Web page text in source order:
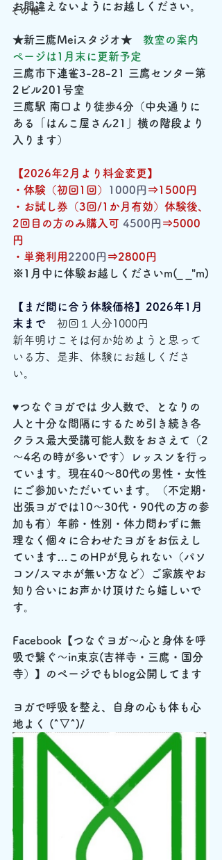
その他
お間違えないようにお越しください。
★新三鷹Meiスタジオ★ 教室の案内
ページは1月末に更新予定
三鷹市下連雀3-28-21 三鷹センター第
2ビル201号室
三鷹駅 南口より徒歩4分（中央通りに
ある「はんこ屋さん21」横の階段より
入ります）
【2026年2月より料金変更】
・体験（初回1回）
1000円⇒1500円
・お試し券（3回/1か月有効）体験後、
2回目の方のみ購入可 4500円⇒5000
円
・単発利用2200円⇒2800円
※1月中に体験お越しくださいm(_ _"m)
【まだ間に合う体験価格】2026年1月
末まで 初回１人分1000円
新年明けこそは何か始めようと思って
いる方、是非、体験にお越しくださ
い。
♥つなぐヨガでは 少人数で、となりの
人と十分な間隔にするため引き続き各
クラス最大受講可能人数をおさえて（2
～4名の時が多いです）レッスンを行っ
ています。現在40～80代の男性・女性
にご参加いただいています。（不定期･
出張ヨガでは10～30代・90代の方の参
加も有）年齢・性別・体力問わずに無
理なく個々に合わせたヨガをお伝えし
ています…このHPが見られない（パソ
コン/スマホが無い方など）ご家族やお
知り合いにお声かけ頂けたら嬉しいで
す。
Facebook【つなぐヨガ～心と身体を呼
吸で繋ぐ～in東京(吉祥寺・三鷹・国分
寺）】のページでもblog公開してます
ヨガで呼吸を整え、自身の心も体も心
地よく (^▽^)/